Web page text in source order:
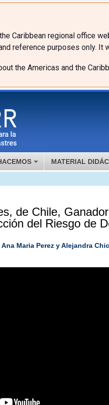
Caribbean regional office
reference purposes only. It
the Americas and the
MATERIAL
de Chile,
del Riesgo de
Maria Perez y Alejandra